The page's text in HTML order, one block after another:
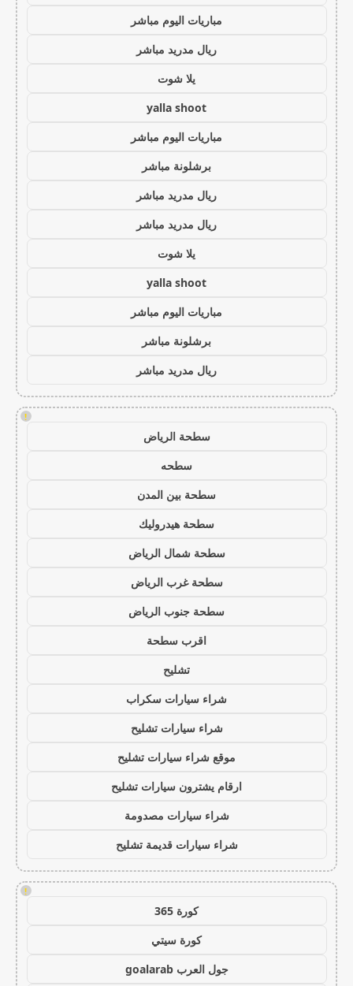
مباريات اليوم مباشر
ريال مدريد مباشر
يلا شوت
yalla shoot
مباريات اليوم مباشر
برشلونة مباشر
ريال مدريد مباشر
ريال مدريد مباشر
يلا شوت
yalla shoot
مباريات اليوم مباشر
برشلونة مباشر
ريال مدريد مباشر
!
سطحة الرياض
سطحه
سطحة بين المدن
سطحة هيدروليك
سطحة شمال الرياض
سطحة غرب الرياض
سطحة جنوب الرياض
اقرب سطحة
تشليح
شراء سيارات سكراب
شراء سيارات تشليح
موقع شراء سيارات تشليح
ارقام يشترون سيارات تشليح
شراء سيارات مصدومة
شراء سيارات قديمة تشليح
!
كورة 365
كورة سيتي
جول العرب goalarab